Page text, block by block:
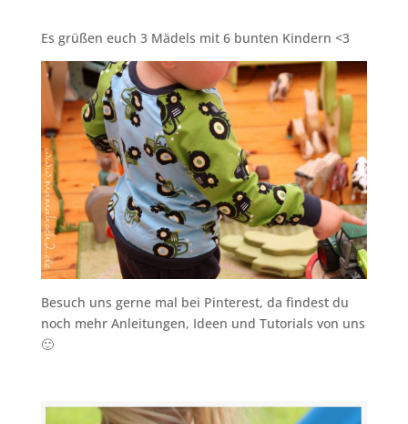
Es grüßen euch 3 Mädels mit 6 bunten Kindern <3
Besuch uns gerne mal bei Pinterest, da findest du
noch mehr Anleitungen, Ideen und Tutorials von uns
🙂